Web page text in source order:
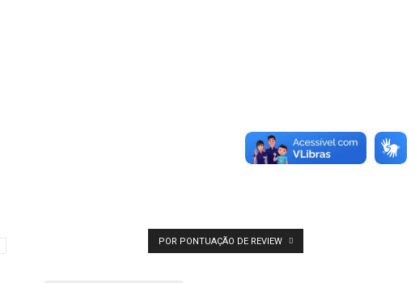
POR PONTUAÇÃO DE REVIEW